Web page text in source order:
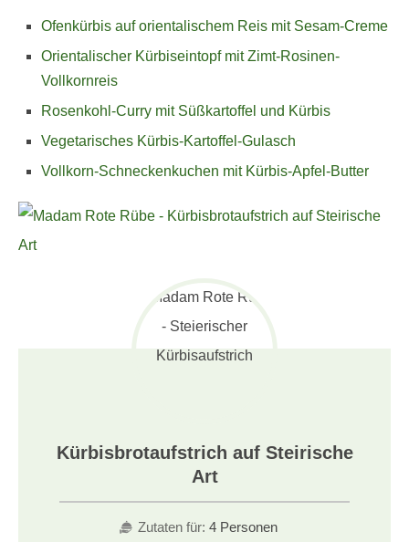
Ofenkürbis auf orientalischem Reis mit Sesam-Creme
Orientalischer Kürbiseintopf mit Zimt-Rosinen-
Vollkornreis
Rosenkohl-Curry mit Süßkartoffel und Kürbis
Vegetarisches Kürbis-Kartoffel-Gulasch
Vollkorn-Schneckenkuchen mit Kürbis-Apfel-Butter
Kürbisbrotaufstrich auf Steirische
Art
Zutaten für: 4 Personen